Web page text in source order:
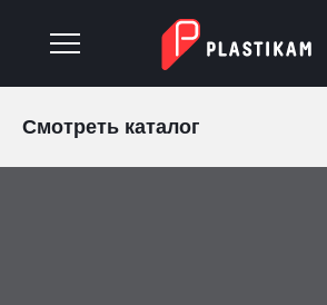
Смотреть каталог